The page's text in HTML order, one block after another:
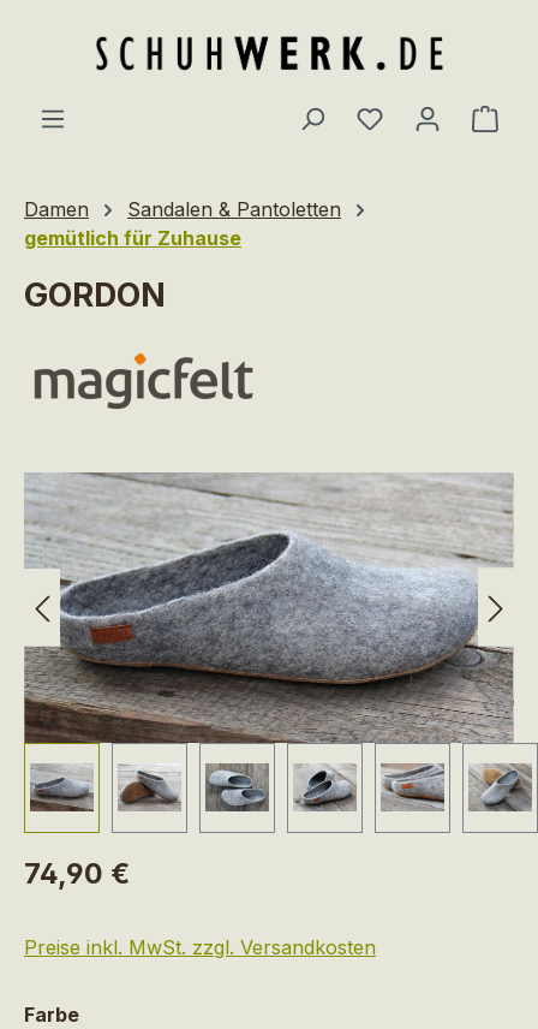
Du hast 0
Damen
Sandalen & Pantoletten
gemütlich für Zuhause
GORDON
Bildergalerie überspringen
Regulärer Preis:
74,90 €
Preise inkl. MwSt. zzgl. Versandkosten
Farbeauswählen